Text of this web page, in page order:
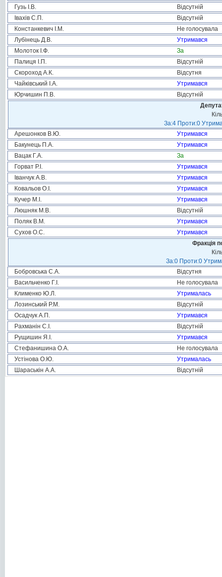
Гузь І.В.
Відсутній
Івахів С.П.
Відсутній
Констанкевич І.М.
Не голосувала
Лубінець Д.В.
Утримався
Молоток І.Ф.
За
Палиця І.П.
Відсутній
Скороход А.К.
Відсутня
Чайківський І.А.
Утримався
Юрчишин П.В.
Відсутній
За:4 Проти:0
Арешонков В.Ю.
Утримався
Бакунець П.А.
Утримався
Вацак Г.А.
За
Горват Р.І.
Утримався
Іванчук А.В.
Утримався
Ковальов О.І.
Утримався
Кучер М.І.
Утримався
Люшняк М.В.
Відсутній
Поляк В.М.
Утримався
Сухов О.С.
Утримався
Фракція
За:0 Проти:0
Бобровська С.А.
Відсутня
Васильченко Г.І.
Не голосувала
Клименко Ю.Л.
Утрималась
Лозинський Р.М.
Відсутній
Осадчук А.П.
Утримався
Рахманін С.І.
Відсутній
Рущишин Я.І.
Утримався
Стефанишина О.А.
Не голосувала
Устінова О.Ю.
Утрималась
Шараськін А.А.
Відсутній